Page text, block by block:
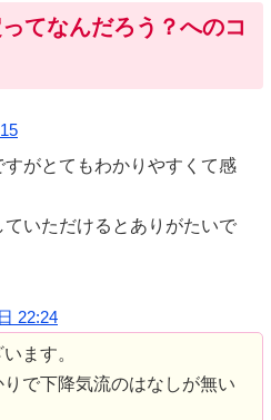
てなんだろう？へのコ
がとてもわかりやすくて感
いただけるとありがたいで
22:24
ます。
で下降気流のはなしが無い